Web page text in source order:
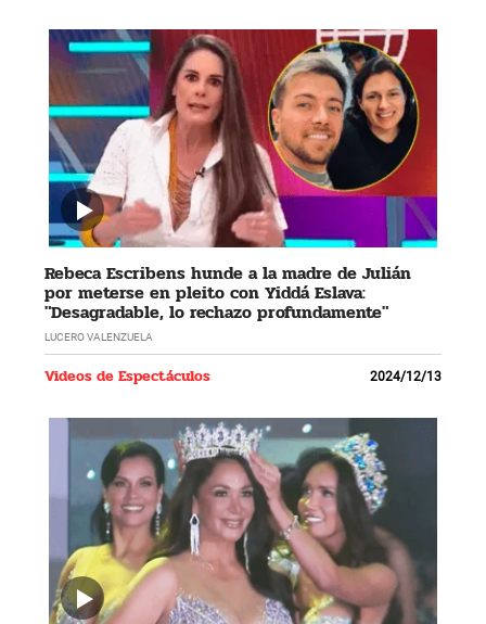
Rebeca Escribens hunde a la madre de Julián
por meterse en pleito con Yiddá Eslava:
"Desagradable, lo rechazo profundamente"
LUCERO VALENZUELA
Videos de Espectáculos 2024/12/13